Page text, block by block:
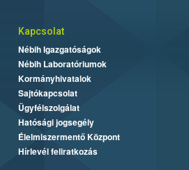
Kapcsolat
Nébih Igazgatóságok
Nébih Laboratóriumok
Kormányhivatalok
Sajtókapcsolat
Ügyfélszolgálat
Hatósági jogsegély
Élelmiszermentő Központ
Hírlevél feliratkozás